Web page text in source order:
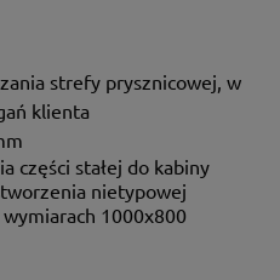
strefy prysznicowej, w
klienta
części stałej do kabiny
nietypowej
wymiarach 1000x800